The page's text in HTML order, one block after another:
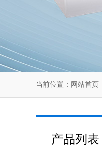
当前位置： 网站首页
产品列表